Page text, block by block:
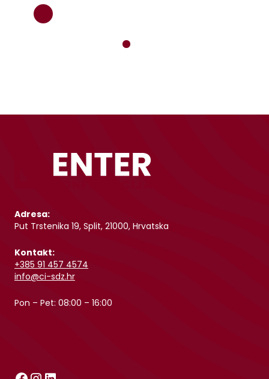
Adresa:
Put Trstenika 19, Split, 21000, Hrvatska
Kontakt:
+385 91 457 4574
info@ci-sdz.hr
Pon – Pet: 08:00 – 16:00